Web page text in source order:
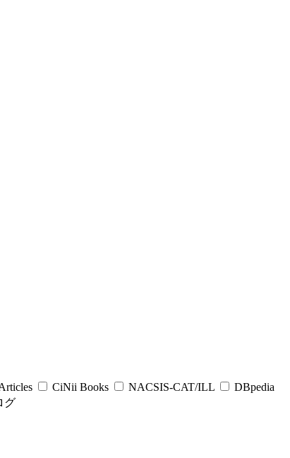
CiNii Books NACSIS-CAT/ILL
DBpedia
グ